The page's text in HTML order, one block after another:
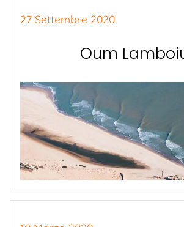
27 Settembre 2020
Oum